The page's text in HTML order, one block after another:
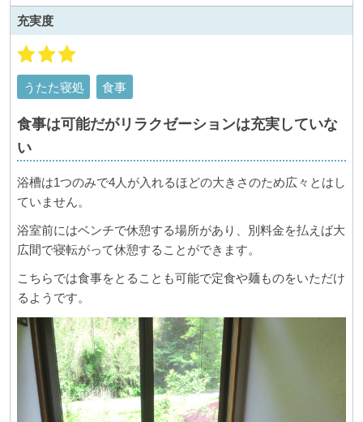
充実度
うたた寝処 食事
食事は可能だがリラクゼーションは充実していな
い
浴槽は1つのみで4人が入れるほどの大きさのため広々とはし
ていません。
浴室前にはベンチで休憩する場所があり、別料金を払えば大
広間で寝転がって休憩することができます。
こちらでは食事をとることも可能で定食や麺ものをいただけ
るようです。